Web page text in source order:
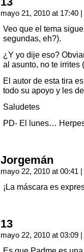
mayo 21, 2010 at 17:40 |
Veo que el tema
segundas, eh?).
¿Y yo dije eso?
al asunto, no te irrites
El autor de esta tira
todo su apoyo y les
Saludetes
PD- El lunes…
Jorgemán
mayo 22, 2010 at 00:41 |
¡La máscara es
13
mayo 22, 2010 at 03:09 |